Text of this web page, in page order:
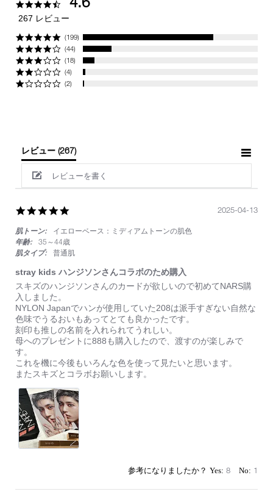
4.6
267 レビュー
(199)
(44)
(18)
(4)
(2)
レビュー (267)
レビューを書く
rating
肌トーン:
イエローベース：ミディアムトーンの肌色
年齢:
35～44歳
肌タイプ:
普通肌
stray kids ハンジソンさんコラボのため購入
Review
by
on
13
Apr
2025
review
stating
stray
kids
ハ
ン
ジ
ソ
ン
さ
ん
コ
ラ
ボ
の
た
め
スキズのハンジソンさんのカードが欲しいので初めてNARS購
入しました。
NYLON Japanでハンが使用していた208は派手すぎない自然な
色味でうるおいもあってとても良かったです。
刻印も推しの名前を入れられてうれしい。
母へのプレゼントに888も購入したので、渡すのが楽しみで
す。
これを機に今後もいろんな色を使って見たいと思います。
またスキズとコラボお願いします。
2025-04-13
8 1